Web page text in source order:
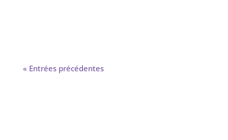
« Entrées précédentes